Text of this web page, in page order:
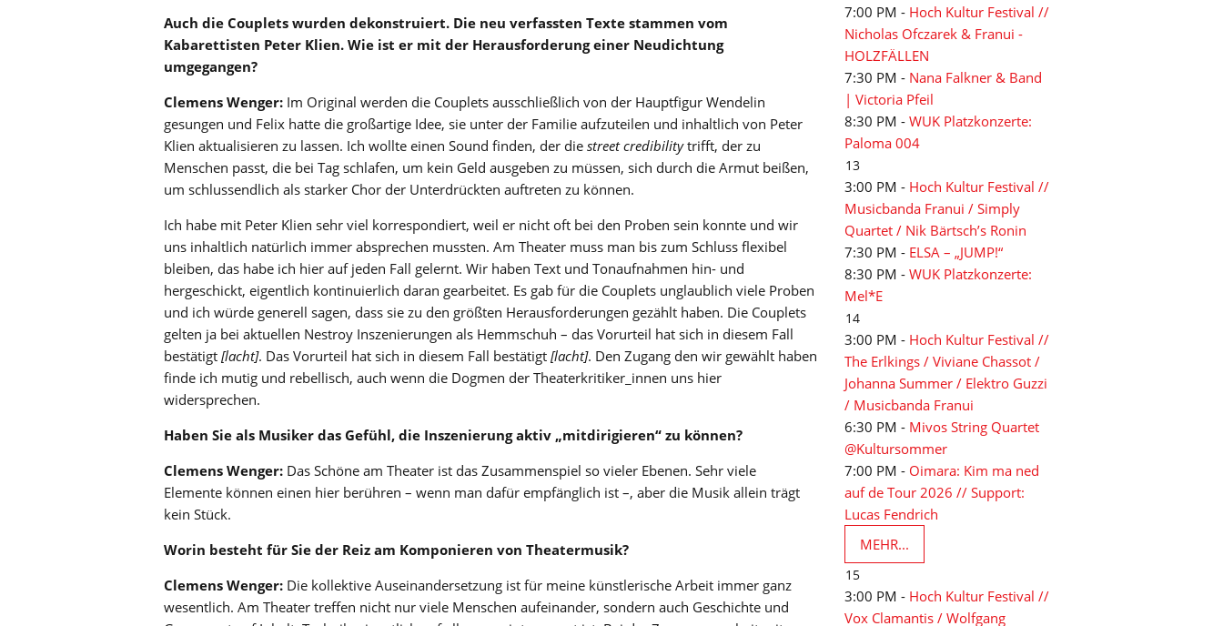
Auch die Couplets wurden dekonstruiert. Die neu verfassten Texte stammen vom
Kabarettisten Peter Klien. Wie ist er mit der Herausforderung einer Neudichtung
umgegangen?
Clemens Wenger: Im Original werden die Couplets ausschließlich von der Hauptfigur Wendelin
gesungen und Felix hatte die großartige Idee, sie unter der Familie aufzuteilen und inhaltlich von Peter
Klien aktualisieren zu lassen. Ich wollte einen Sound finden, der die street credibilitytrifft, der zu
Menschen passt, die bei Tag schlafen, um kein Geld ausgeben zu müssen, sich durch die Armut beißen,
um schlussendlich als starker Chor der Unterdrückten auftreten zu können.
Ich habe mit Peter Klien sehr viel korrespondiert, weil er nicht oft bei den Proben sein konnte und wir
uns inhaltlich natürlich immer absprechen mussten. Am Theater muss man bis zum Schluss flexibel
bleiben, das habe ich hier auf jeden Fall gelernt. Wir haben Text und Tonaufnahmen hin- und
hergeschickt, eigentlich kontinuierlich daran gearbeitet. Es gab für die Couplets unglaublich viele Proben
und ich würde generell sagen, dass sie zu den größten Herausforderungen gezählt haben. Die Couplets
gelten ja bei aktuellen Nestroy Inszenierungen als Hemmschuh – das Vorurteil hat sich in diesem Fall
bestätigt [lacht]. Das Vorurteil hat sich in diesem Fall bestätigt [lacht]. Den Zugang den wir gewählt haben
finde ich mutig und rebellisch, auch wenn die Dogmen der Theaterkritiker_innen uns hier
widersprechen.
Haben Sie als Musiker das Gefühl, die Inszenierung aktiv „mitdirigieren“ zu können?
Clemens Wenger: Das Schöne am Theater ist das Zusammenspiel so vieler Ebenen. Sehr viele
Elemente können einen hier berühren – wenn man dafür empfänglich ist –, aber die Musik allein trägt
kein Stück.
Worin besteht für Sie der Reiz am Komponieren von Theatermusik?
Clemens Wenger: Die kollektive Auseinandersetzung ist für meine künstlerische Arbeit immer ganz
wesentlich. Am Theater treffen nicht nur viele Menschen aufeinander, sondern auch Geschichte und
7:00 PM - Hoch Kultur Festival //
Nicholas Ofczarek & Franui -
HOLZFÄLLEN
7:30 PM - Nana Falkner & Band
| Victoria Pfeil
8:30 PM - WUK Platzkonzerte:
Paloma 004
13
3:00 PM - Hoch Kultur Festival //
Musicbanda Franui / Simply
Quartet / Nik Bärtsch’s Ronin
7:30 PM - ELSA – „JUMP!“
8:30 PM - WUK Platzkonzerte:
Mel*E
14
3:00 PM - Hoch Kultur Festival //
The Erlkings / Viviane Chassot /
Johanna Summer / Elektro Guzzi
/ Musicbanda Franui
6:30 PM - Mivos String Quartet
@Kultursommer
7:00 PM - Oimara: Kim ma ned
auf de Tour 2026 // Support:
Lucas Fendrich
MEHR...
15
3:00 PM - Hoch Kultur Festival //
Vox Clamantis / Wolfgang